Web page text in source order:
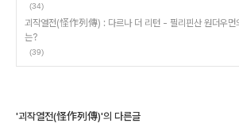
(34)
괴작열전(怪作列傳) : 다르나 더 리턴 - 필리핀산 원더우먼
는?
(39)
'괴작열전(怪作列傳)'의 다른글